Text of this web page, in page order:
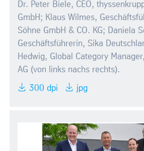
Dr. Peter Biele, CEO,
GmbH; Klaus Wilmes,
Söhne GmbH & CO. KG; Daniela
Geschäftsführerin, Sika
Hedwig, Global Category
AG (von links nachs rechts).
300 dpi jpg